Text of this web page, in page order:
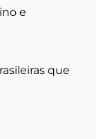
e
que